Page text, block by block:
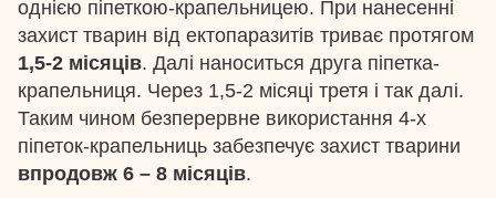
однією піпеткою-крапельницею. При нанесенні
захист тварин від ектопаразитів триває протягом
1,5-2 місяців. Далі наноситься друга піпетка-
крапельниця. Через 1,5-2 місяці третя і так далі.
Таким чином безперервне використання 4-х
піпеток-крапельниць забезпечує захист тварини
впродовж 6 – 8 місяців.